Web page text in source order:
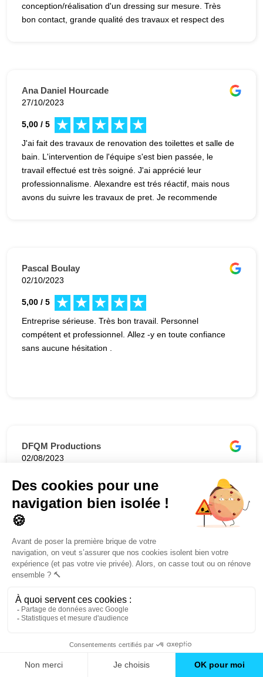
conception/réalisation d'un dressing sur mesure. Très
bon contact, grande qualité des travaux et respect des
Ana Daniel Hourcade
27/10/2023
5,00 / 5
J'ai fait des travaux de renovation des toilettes et salle de
bain. L'intervention de l'équipe s'est bien passée, le
travail effectué est très soigné. J'ai apprécié leur
professionnalisme. Alexandre est trés réactif, mais nous
avons du suivre les travaux de pret. Je recommende
Pascal Boulay
02/10/2023
5,00 / 5
Entreprise sérieuse. Très bon travail. Personnel
compétent et professionnel. Allez -y en toute confiance
sans aucune hésitation .
DFQM Productions
02/08/2023
Nous avons travaillé avec Avenir Rénovations pour des
travaux dans nos bureaux et nous sommes extrêmement
satisfaits. Respect des délais, des demandes,
propositions... Nous conseillons !
cel ber